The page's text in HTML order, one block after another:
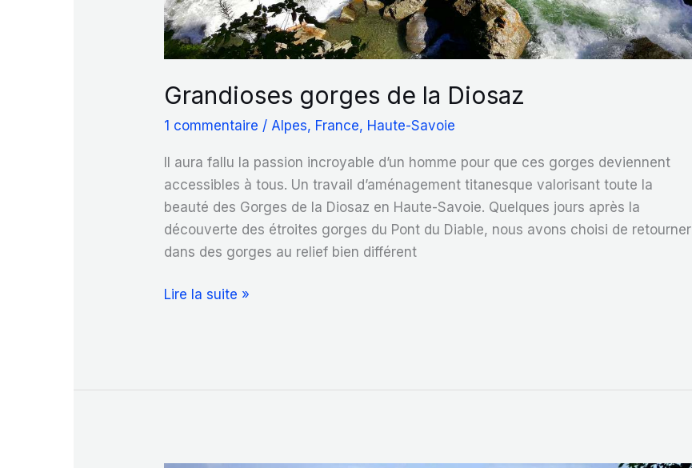
Grandioses gorges de la Diosaz
1 commentaire / Alpes, France, Haute-Savoie
Il aura fallu la passion incroyable d’un homme pour que ces gorges deviennent
accessibles à tous. Un travail d’aménagement titanesque valorisant toute la
beauté des Gorges de la Diosaz en Haute-Savoie. Quelques jours après la
découverte des étroites gorges du Pont du Diable, nous avons choisi de retourner
dans des gorges au relief bien différent
Grandioses
Lire la suite »